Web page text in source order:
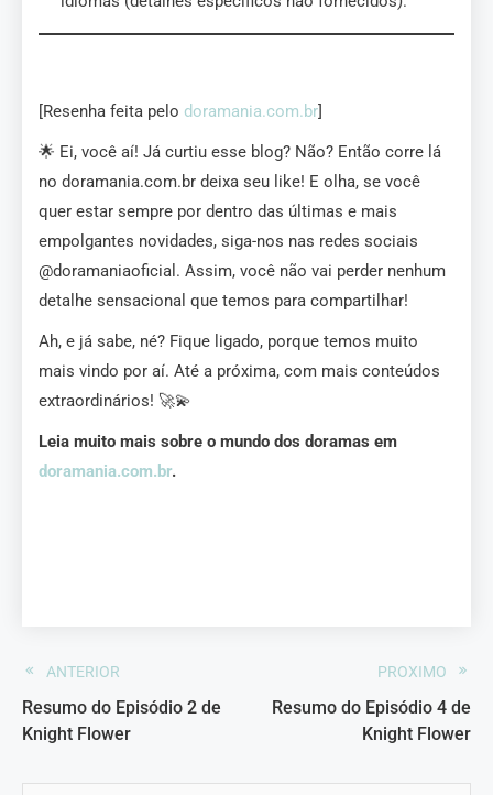
[Resenha feita pelo doramania.com.br]
🌟 Ei, você aí! Já curtiu esse blog? Não? Então corre lá
no doramania.com.br deixa seu like! E olha, se você
quer estar sempre por dentro das últimas e mais
empolgantes novidades, siga-nos nas redes sociais
@doramaniaoficial. Assim, você não vai perder nenhum
detalhe sensacional que temos para compartilhar!
Ah, e já sabe, né? Fique ligado, porque temos muito
mais vindo por aí. Até a próxima, com mais conteúdos
extraordinários! 🚀💫
Leia muito mais sobre o mundo dos doramas em
doramania.com.br.
ANTERIOR
Resumo do Episódio 2 de
Knight Flower
PROXIMO
Resumo do Episódio 4 de
Knight Flower